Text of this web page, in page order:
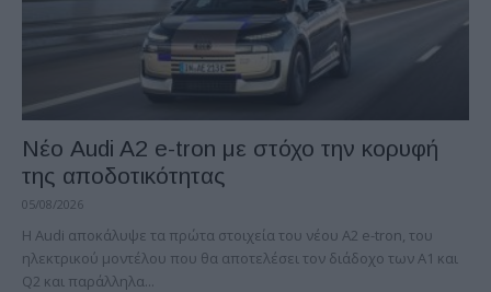
Νέο Audi A2 e-tron με στόχο την κορυφή
της αποδοτικότητας
05/08/2026
Η Audi αποκάλυψε τα πρώτα στοιχεία του νέου A2 e-tron, του
ηλεκτρικού μοντέλου που θα αποτελέσει τον διάδοχο των A1 και
Q2 και παράλληλα...